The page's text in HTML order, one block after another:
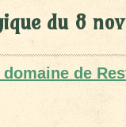
du 8
de